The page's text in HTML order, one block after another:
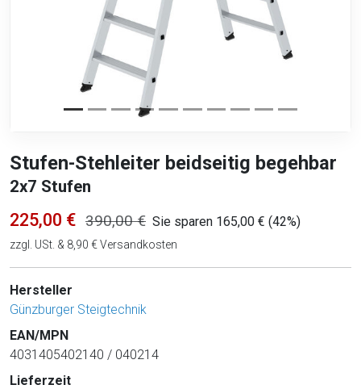
Stufen-Stehleiter beidseitig begehbar
2x7 Stufen
225,00 € 390,00 € Sie sparen 165,00 € (42%)
zzgl. USt. & 8,90 € Versandkosten
Hersteller
Günzburger Steigtechnik
EAN/MPN
4031405402140 / 040214
Lieferzeit